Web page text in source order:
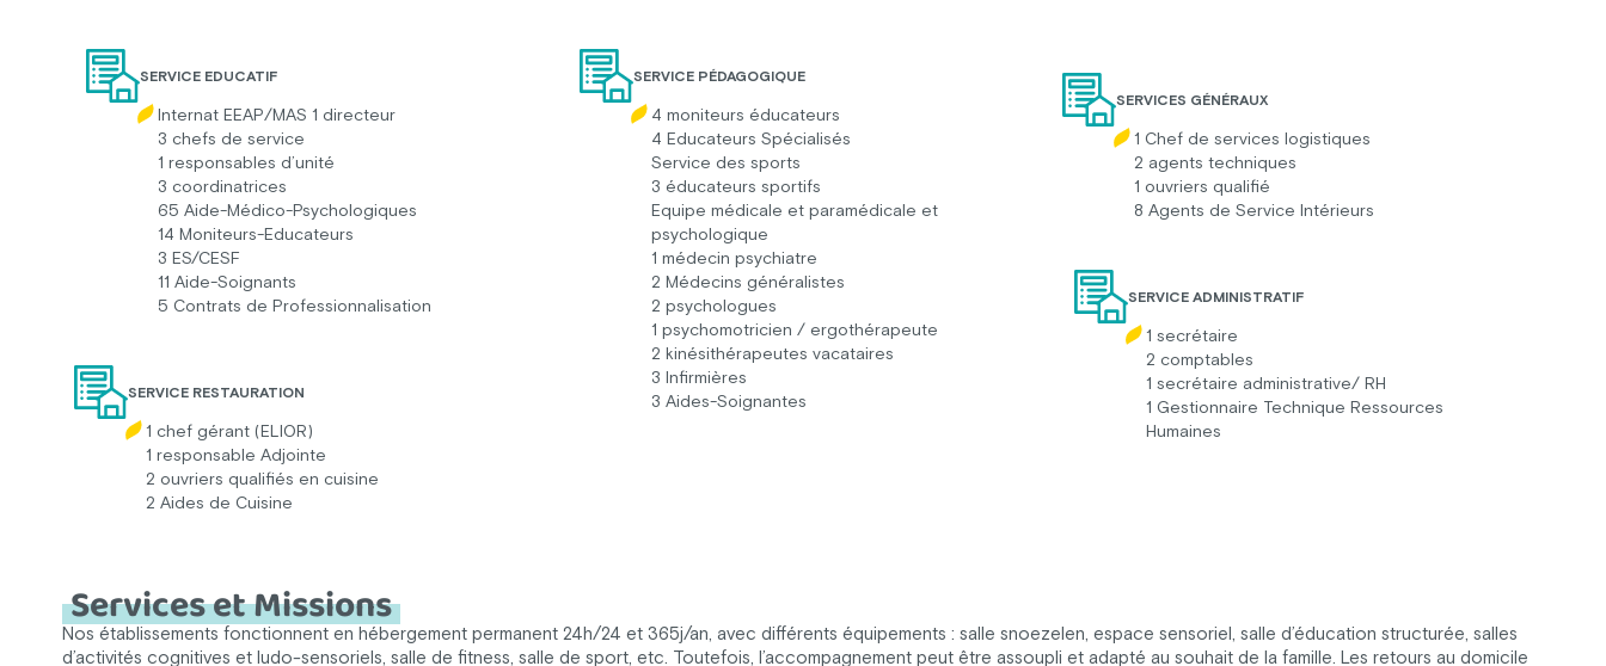
SERVICE EDUCATIF
Internat EEAP/MAS 1 directeur
3 chefs de service
1 responsables d’unité
3 coordinatrices
65 Aide-Médico-Psychologiques
14 Moniteurs-Educateurs
3 ES/CESF
11 Aide-Soignants
5 Contrats de Professionnalisation
SERVICE RESTAURATION
1 chef gérant (ELIOR)
1 responsable Adjointe
2 ouvriers qualifiés en cuisine
2 Aides de Cuisine
SERVICE PÉDAGOGIQUE
4 moniteurs éducateurs
4 Educateurs Spécialisés
Service des sports
3 éducateurs sportifs
Equipe médicale et paramédicale et
psychologique
1 médecin psychiatre
2 Médecins généralistes
2 psychologues
1 psychomotricien / ergothérapeute
2 kinésithérapeutes vacataires
3 Infirmières
3 Aides-Soignantes
SERVICES GÉNÉRAUX
1 Chef de services logistiques
2 agents techniques
1 ouvriers qualifié
8 Agents de Service Intérieurs
SERVICE ADMINISTRATIF
1 secrétaire
2 comptables
1 secrétaire administrative/ RH
1 Gestionnaire Technique Ressources
Humaines
Services et Missions
Nos établissements fonctionnent en hébergement permanent 24h/24 et 365j/an, avec différents équipements : salle snoezelen, espace sensoriel, salle d’éducation structurée, salles
d’activités cognitives et ludo-sensoriels, salle de fitness, salle de sport, etc. Toutefois, l’accompagnement peut être assoupli et adapté au souhait de la famille. Les retours au domicile